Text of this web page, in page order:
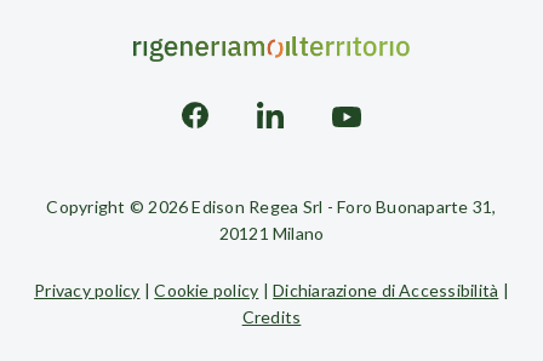
Copyright © 2026 Edison Regea Srl - Foro Buonaparte 31,
20121 Milano
Privacy policy |Cookie policy |Dichiarazione di Accessibilità
Credits